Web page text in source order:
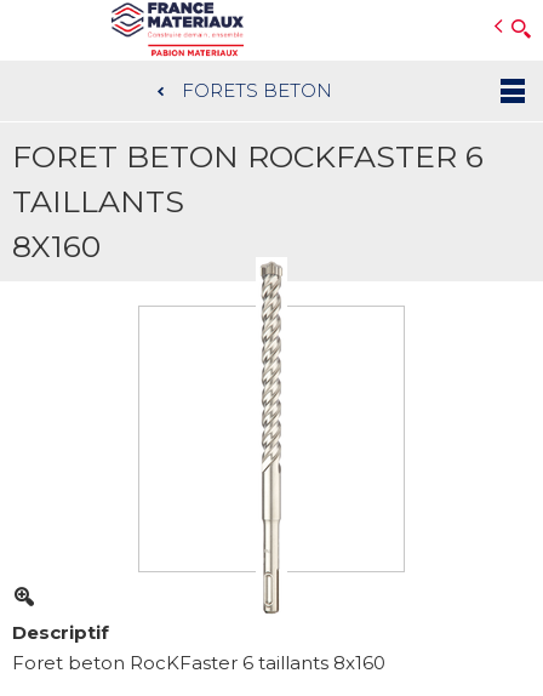
au
contenu
FORETS BETON
FORET BETON ROCKFASTER 6
TAILLANTS
8X160
Descriptif
Foret beton RocKFaster 6 taillants 8x160